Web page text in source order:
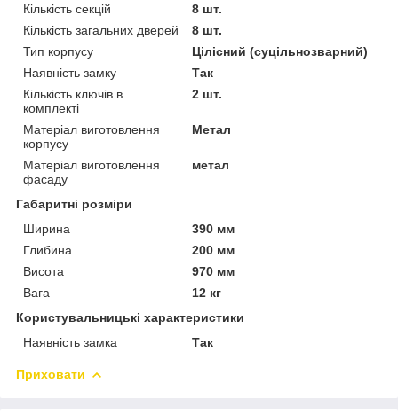
Кількість секцій
8 шт.
Кількість загальних дверей
8 шт.
Тип корпусу
Цілісний (суцільнозварний)
Наявність замку
Так
Кількість ключів в
комплекті
2 шт.
Матеріал виготовлення
корпусу
Метал
Матеріал виготовлення
фасаду
метал
Габаритні розміри
Ширина
390 мм
Глибина
200 мм
Висота
970 мм
Вага
12 кг
Користувальницькі характеристики
Наявність замка
Так
Приховати